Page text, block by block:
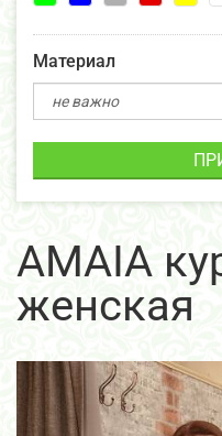
Материал
AMAIA
женская